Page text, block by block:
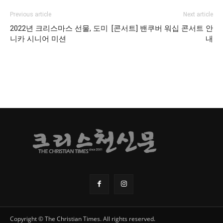
Previous article
2022년 크리스마스 선물, 도미
니카 시니어 미션
Next article
[콘서트] 밴쿠버 워십 콘서트 안
내
Copyright © The Christian Times. All rights reserved.